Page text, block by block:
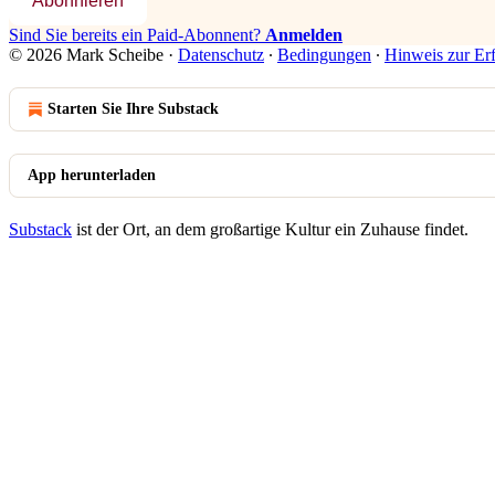
Sind Sie bereits ein Paid-Abonnent? Anmelden
© 2026 Mark Scheibe · Datenschutz ∙ Bedingungen ∙ Hinweis zur
Starten Sie Ihre Substack
App herunterladen
Substack ist der Ort, an dem großartige Kultur ein Zuhause findet.